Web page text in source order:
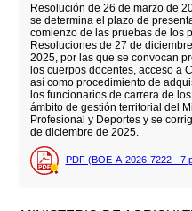
Resolución de 26 de marzo de
se determina el plazo de
comienzo de las pruebas de los
Resoluciones de 27 de
2025, por las que se convocan
los cuerpos docentes, acceso a
así como procedimiento de
los funcionarios de carrera de
ámbito de gestión territorial del
Profesional y Deportes y se
de diciembre de 2025.
PDF (BOE-A-2026-7222 - 7